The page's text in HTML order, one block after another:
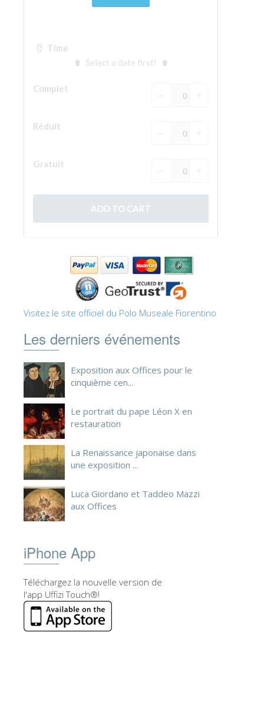
Visitez le site officiel du Polo Museale Fiorentino
Les derniers événements
Exposition aux Offices pour le
cinquième cen...
Le portrait du pape Léon X en
restauration
La Renaissance japonaise dans
une exposition ...
Luca Giordano et Taddeo Mazzi
aux Offices
iPhone App
Téléchargez la nouvelle version de
l'app Uffizi Touch®!